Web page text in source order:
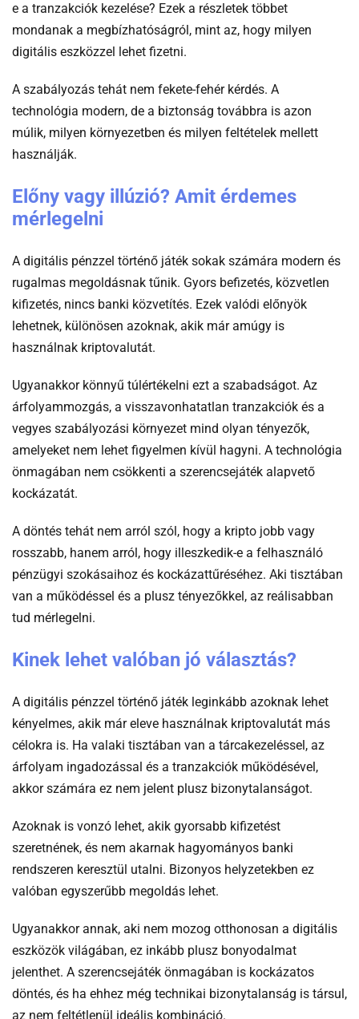
e a tranzakciók kezelése? Ezek a részletek többet
mondanak a megbízhatóságról, mint az, hogy milyen
digitális eszközzel lehet fizetni.
A szabályozás tehát nem fekete-fehér kérdés. A
technológia modern, de a biztonság továbbra is azon
múlik, milyen környezetben és milyen feltételek mellett
használják.
Előny vagy illúzió? Amit érdemes
mérlegelni
A digitális pénzzel történő játék sokak számára modern és
rugalmas megoldásnak tűnik. Gyors befizetés, közvetlen
kifizetés, nincs banki közvetítés. Ezek valódi előnyök
lehetnek, különösen azoknak, akik már amúgy is
használnak kriptovalutát.
Ugyanakkor könnyű túlértékelni ezt a szabadságot. Az
árfolyammozgás, a visszavonhatatlan tranzakciók és a
vegyes szabályozási környezet mind olyan tényezők,
amelyeket nem lehet figyelmen kívül hagyni. A technológia
önmagában nem csökkenti a szerencsejáték alapvető
kockázatát.
A döntés tehát nem arról szól, hogy a kripto jobb vagy
rosszabb, hanem arról, hogy illeszkedik-e a felhasználó
pénzügyi szokásaihoz és kockázattűréséhez. Aki tisztában
van a működéssel és a plusz tényezőkkel, az reálisabban
tud mérlegelni.
Kinek lehet valóban jó választás?
A digitális pénzzel történő játék leginkább azoknak lehet
kényelmes, akik már eleve használnak kriptovalutát más
célokra is. Ha valaki tisztában van a tárcakezeléssel, az
árfolyam ingadozással és a tranzakciók működésével,
akkor számára ez nem jelent plusz bizonytalanságot.
Azoknak is vonzó lehet, akik gyorsabb kifizetést
szeretnének, és nem akarnak hagyományos banki
rendszeren keresztül utalni. Bizonyos helyzetekben ez
valóban egyszerűbb megoldás lehet.
Ugyanakkor annak, aki nem mozog otthonosan a digitális
eszközök világában, ez inkább plusz bonyodalmat
jelenthet. A szerencsejáték önmagában is kockázatos
döntés, és ha ehhez még technikai bizonytalanság is társul,
az nem feltétlenül ideális kombináció.